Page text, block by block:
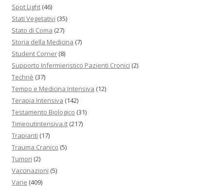
Spot Light (46)
Stati Vegetativi (35)
Stato di Coma (27)
Storia della Medicina (7)
Student Corner (8)
Supporto Infermieristico Pazienti Cronici (2)
Technè (37)
Tempo e Medicina Intensiva (12)
Terapia Intensiva (142)
Testamento Biologico (31)
Timeoutintensiva.it (217)
Trapianti (17)
Trauma Cranico (5)
Tumori (2)
Vaccinazioni (5)
Varie (409)